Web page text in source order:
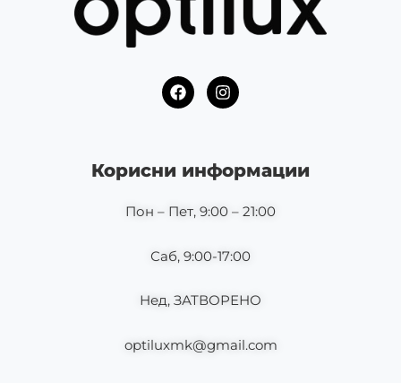
F
a
o
o
I
n
g
r
m
Корисни информации
Пон – Пет, 9:00 – 21:00
Саб, 9:00-17:00
Нед, ЗАТВОРЕНО
optiluxmk@gmail.com